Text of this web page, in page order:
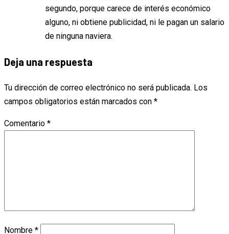
segundo, porque carece de interés económico
alguno, ni obtiene publicidad, ni le pagan un salario
de ninguna naviera.
Deja una respuesta
Tu dirección de correo electrónico no será publicada. Los
campos obligatorios están marcados con *
Comentario *
Nombre *